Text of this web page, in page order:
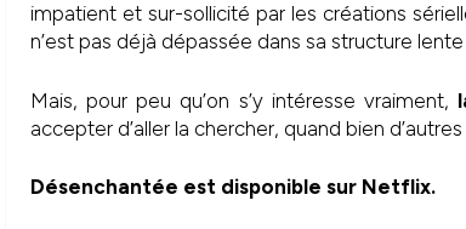
impatient et sur-sollicité par les créations
n’est pas déjà dépassée dans sa structure
Mais, pour peu qu’on s’y intéresse vraiment,
accepter d’aller la chercher, quand bien
Désenchantée est disponible sur Netflix.